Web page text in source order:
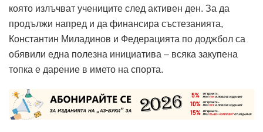
която излъчват учениците след активен ден. За да
продължи напред и да финансира състезанията,
Константин Миладинов и Федерацията по доджбол са
обявили една полезна инициатива – всяка закупена
топка е дарение в името на спорта.